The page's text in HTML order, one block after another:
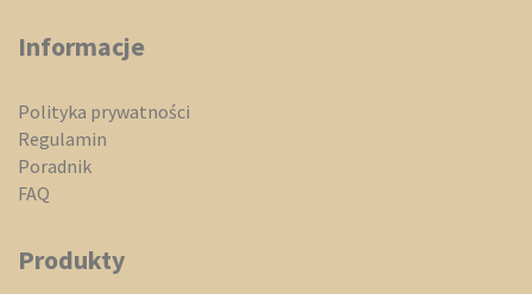
Informacje
Polityka prywatności
Regulamin
Poradnik
FAQ
Produkty